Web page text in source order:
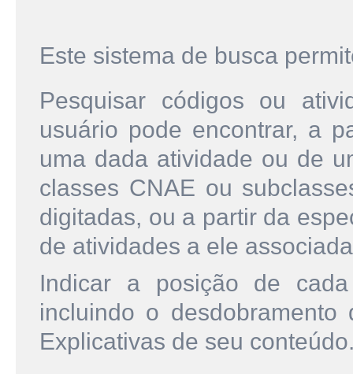
Este sistema de busca
Pesquisar códigos ou
usuário pode encontrar, a
uma dada atividade ou de
classes CNAE ou
digitadas, ou a partir da
de atividades a ele
Indicar a posição de
incluindo o
Explicativas de seu